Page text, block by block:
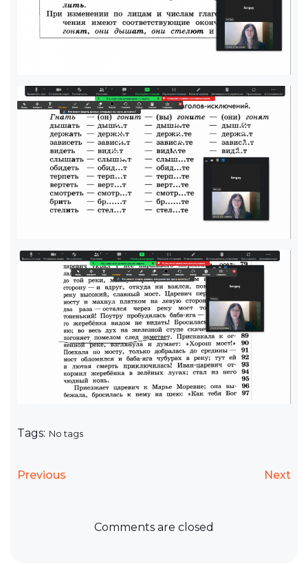
Tags: No tags
Previous Next
Comments are closed